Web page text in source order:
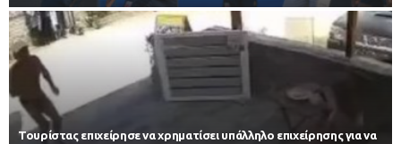
Τουρίστας επιχείρησε να χρηματίσει υπάλληλο επιχείρησης για να